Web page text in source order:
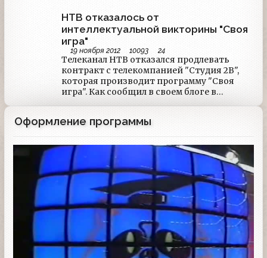
констатировали на телеканале.Это
справедливо и в отношении ряда других
программ НТВ, поэтому в сетке 2013 года
будет масса обновлений.
НТВ отказалось от
интеллектуальной викторины "Своя
игра"
19 ноября 2012 10093 24
Телеканал НТВ отказался продлевать
контракт с телекомпанией "Студия 2В",
которая производит программу "Своя
игра". Как сообщил в своем блоге в
распоряжение об отмене декабрьских
съемок. Съемки "Своей игры" в 2012 году
ранее прерывались из-за разногласий
между создателями
Оформление программы